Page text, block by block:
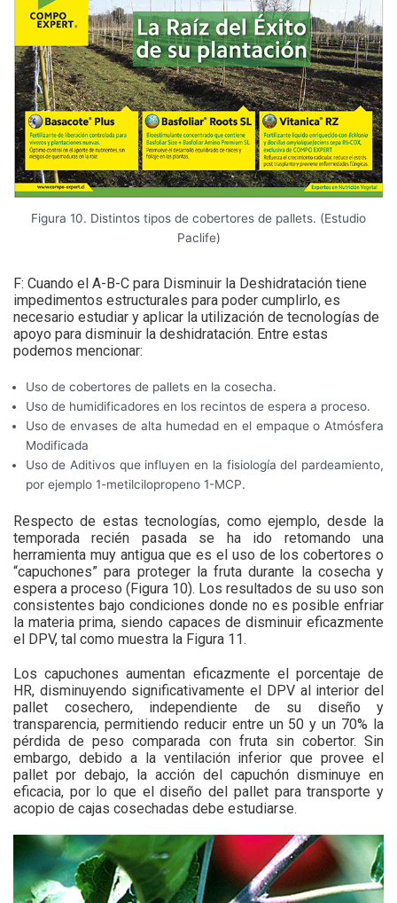
Figura 10. Distintos tipos de cobertores de pallets. (Estudio
Paclife)
F: Cuando el A-B-C para Disminuir la Deshidratación tiene
impedimentos estructurales para poder cumplirlo, es
necesario estudiar y aplicar la utilización de tecnologías de
apoyo para disminuir la deshidratación. Entre estas
podemos mencionar:
Uso de cobertores de pallets en la cosecha.
Uso de humidificadores en los recintos de espera a proceso.
Uso de envases de alta humedad en el empaque o Atmósfera
Modificada
Uso de Aditivos que influyen en la fisiología del pardeamiento,
por ejemplo 1-metilcilopropeno 1-MCP.
Respecto de estas tecnologías, como ejemplo, desde la
temporada recién pasada se ha ido retomando una
herramienta muy antigua que es el uso de los cobertores o
“capuchones” para proteger la fruta durante la cosecha y
espera a proceso (Figura 10). Los resultados de su uso son
consistentes bajo condiciones donde no es posible enfriar
la materia prima, siendo capaces de disminuir eficazmente
el DPV, tal como muestra la Figura 11.
Los capuchones aumentan eficazmente el porcentaje de
HR, disminuyendo significativamente el DPV al interior del
pallet cosechero, independiente de su diseño y
transparencia, permitiendo reducir entre un 50 y un 70% la
pérdida de peso comparada con fruta sin cobertor. Sin
embargo, debido a la ventilación inferior que provee el
pallet por debajo, la acción del capuchón disminuye en
eficacia, por lo que el diseño del pallet para transporte y
acopio de cajas cosechadas debe estudiarse.